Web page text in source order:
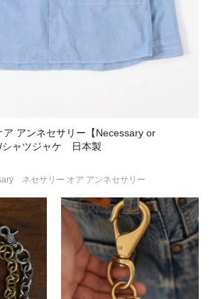
ア アンネセサリー【Necessary or
シャツジャケ 日本製
ネセサリー オア アンネセサリー